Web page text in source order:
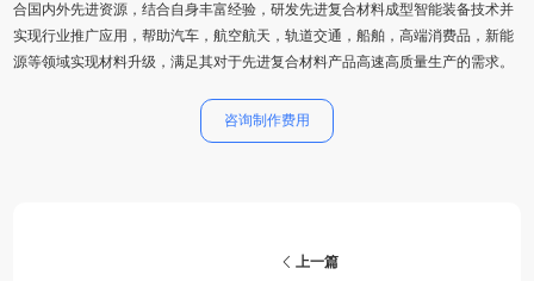
合国内外先进资源，结合自身丰富经验，研发先进复合材料成型智能装备技术并
实现行业推广应用，帮助汽车，航空航天，轨道交通，船舶，高端消费品，新能
源等领域实现材料升级，满足其对于先进复合材料产品高速高质量生产的需求。
咨询制作费用
上一篇